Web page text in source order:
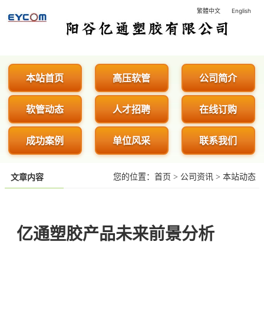
阳谷亿通塑胶有限公司 - 专业生产
繁體中文 English
本站首页 高压软管 公司简介
软管动态 人才招聘 在线订购
成功案例 单位风采 联系我们
文章内容 您的位置： 首页 > 公司资讯 > 本站动态
亿通塑胶产品未来前景分析